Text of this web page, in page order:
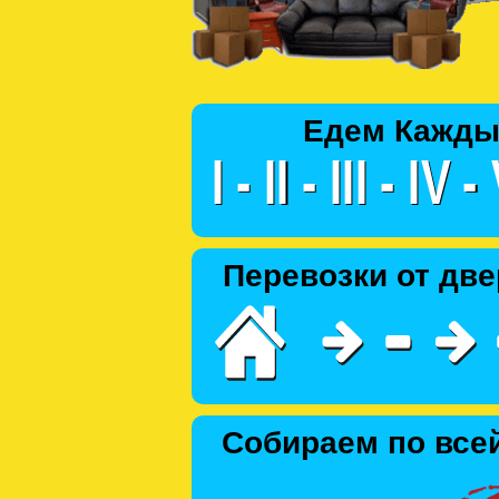
Едем
Перевозки от
Собираем по